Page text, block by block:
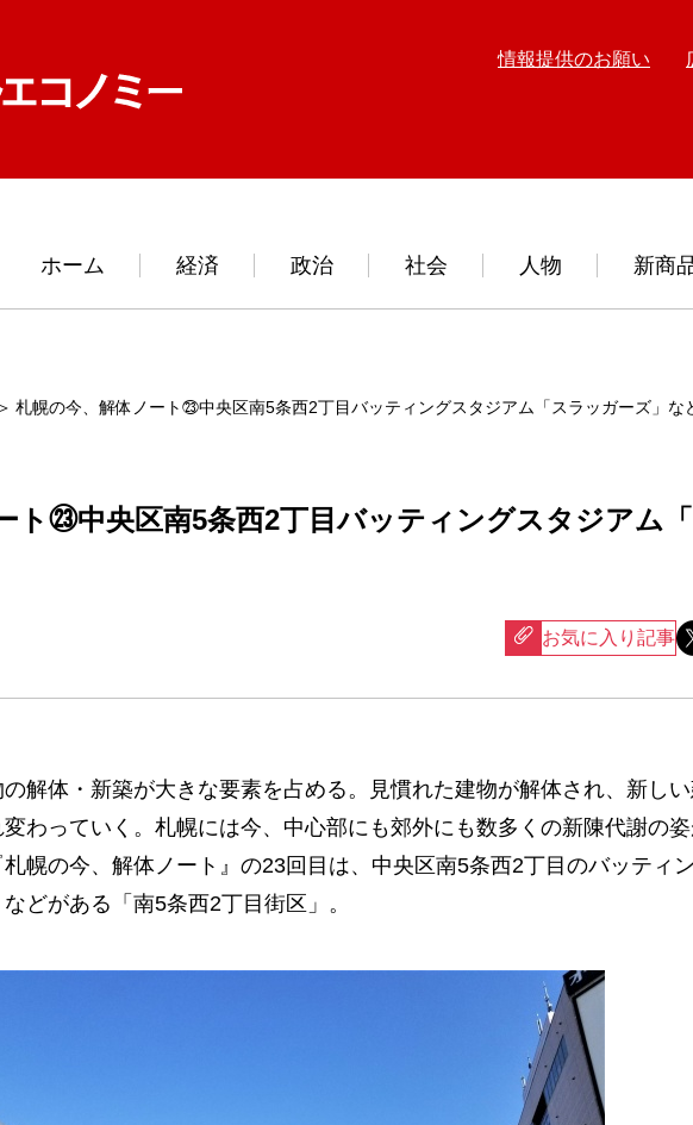
情報提供のお願い
ホーム 経済 政治 社会 人物 新商
札幌の今、解体ノート㉓中央区南5条西2丁目バッティングスタジアム「スラッガーズ」な
ト㉓中央区南5条西2丁目バッティングスタジアム
お気に入り記事
解体・新築が大きな要素を占める。見慣れた建物が解体され、新し
わっていく。札幌には今、中心部にも郊外にも数多くの新陳代謝の
幌の今、解体ノート』の23回目は、中央区南5条西2丁目のバッティ
どがある「南5条西2丁目街区」。